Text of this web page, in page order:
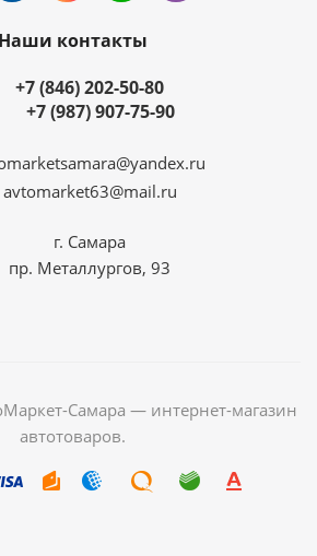
Наши контакты
+7 (846) 202-50-80
+7 (987) 907-75-90
avtomarket63@mail.ru
г. Самара
пр. Металлургов, 93
Самара — интернет-магазин
автотоваров.